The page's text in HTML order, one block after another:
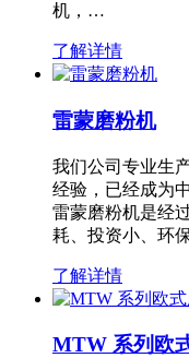
机，…
了解详情
雷蒙磨粉机
我们公司专业生
经验，已经成为
雷蒙磨粉机是经
耗、投资小、环
了解详情
MTW 系列欧